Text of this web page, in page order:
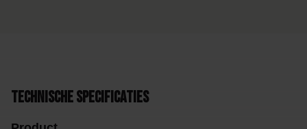
Technische specificaties